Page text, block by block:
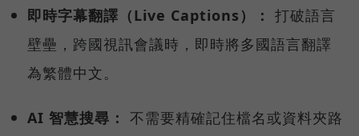
即時字幕翻譯（Live Captions）： 打破語言
壁壘，跨國視訊會議時，即時將多國語言翻譯
為繁體中文。
AI 智慧搜尋： 不需要精確記住檔名或資料夾路